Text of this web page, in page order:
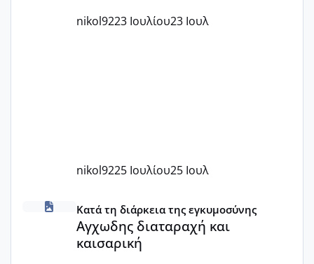
nikol9223 Ιουλίου23 Ιουλ
nikol9225 Ιουλίου25 Ιουλ
Αγχωδης διαταραχή και καισαρική
Κατά τη διάρκεια της εγκυμοσύνης
Αγχωδης διαταραχή και
καισαρική